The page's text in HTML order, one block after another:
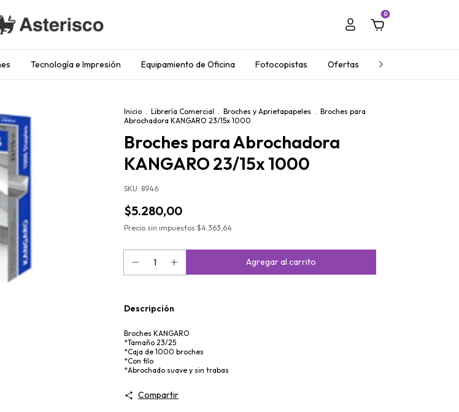
0
Tecnología e Impresión Equipamiento de Oficina Fotocopistas Ofertas Regalos
Inicio . Librería Comercial . Broches y Aprietapapeles . Broches para
Abrochadora KANGARO 23/15x 1000
Broches para Abrochadora
KANGARO 23/15x 1000
SKU: 8946
$5.280,00
Precio sin impuestos $4.363,64
Descripción
Broches KANGARO
*Tamaño 23/25
*Caja de 1000 broches
*Con filo
*Abrochado suave y sin trabas
Compartir